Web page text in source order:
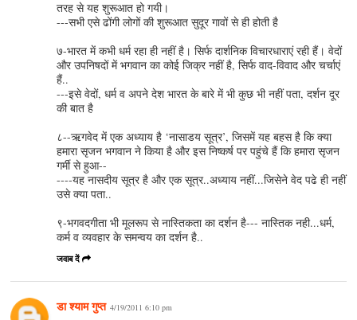
तरह से यह शुरूआत हो गयी।
---सभी एसे ढोंगी लोगों की शुरूआत सुदूर गावों से ही होती है
७-भारत में कभी धर्म रहा ही नहीं है। सिर्फ दार्शनिक विचारधाराएं रही हैं। वेदों
और उपनिषदों में भगवान का कोई जिक्र नहीं है, सिर्फ वाद-विवाद और चर्चाएं
हैं..
---इसे वेदों, धर्म व अपने देश भारत के बारे में भी कुछ भी नहीं पता, दर्शन दूर
की बात है
८--ऋगवेद में एक अध्‍याय है ‘नासाडय सूत्र’, जिसमें यह बहस है कि क्‍या
हमारा सृजन भगवान ने किया है और इस निष्‍कर्ष पर पहुंचे हैं कि हमारा सृजन
गर्मी से हुआ--
----यह नासदीय सूत्र है और एक सूत्र..अध्याय नहीं...जिसेने वेद पढे ही नहीं
उसे क्या पता..
९-भगवदगीता भी मूलरूप से नास्तिकता का दर्शन है--- नास्तिक नही...धर्म,
कर्म व व्यवहार के समन्वय का दर्शन है..
जवाब दें
डा श्याम गुप्त 4/19/2011 6:10 pm